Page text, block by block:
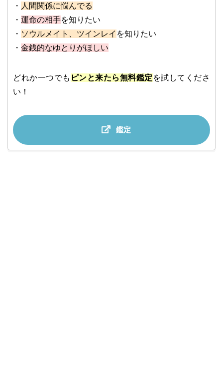
・ 人間関係に悩んでる
・ 運命の相手を知りたい
・ ソウルメイト、ツインレイ を知りたい
・ 金銭的なゆとりがほしい
どれか一つでも ピンと来たら無料鑑定 を試してくださ
い！
鑑定